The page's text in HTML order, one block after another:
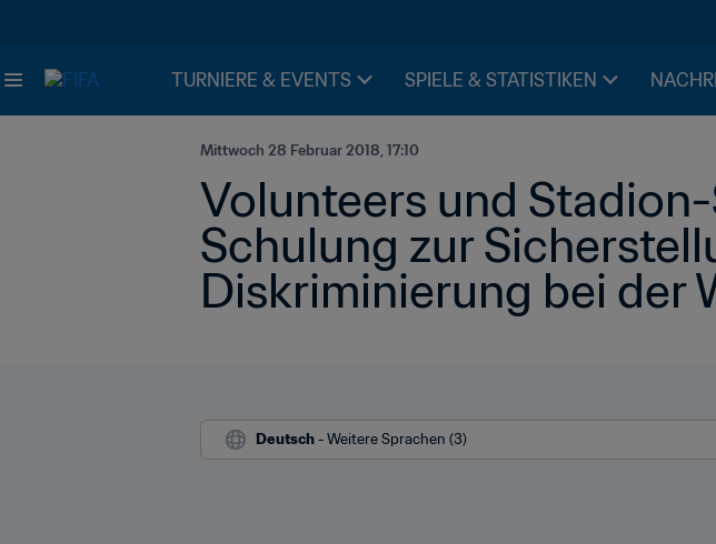
TURNIERE & EVENTS SPIELE & STATISTIKEN
Mittwoch 28 Februar 2018, 17:10
Volunteers und
Schulung zur
Diskriminierung bei der
Deutsch - Weitere Sprachen (3)